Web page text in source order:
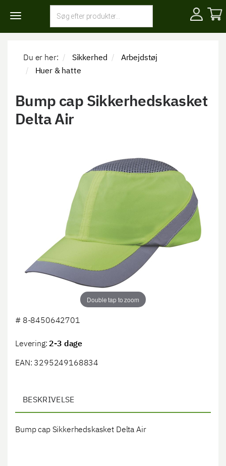
Toggle
navigation
Du er her: Sikkerhed
Arbejdstøj
Huer & hatte
Bump cap Sikkerhedskasket
Delta Air
Double tap to zoom
# 8-8450642701
Levering: 2-3 dage
EAN: 3295249168834
BESKRIVELSE
Bump cap Sikkerhedskasket Delta Air